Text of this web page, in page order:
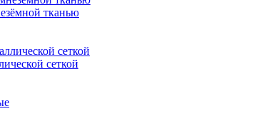
тканью
сеткой